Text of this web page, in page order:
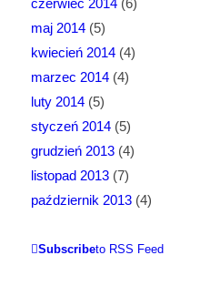
czerwiec 2014(6)
maj 2014(5)
kwiecień 2014(4)
marzec 2014(4)
luty 2014(5)
styczeń 2014(5)
grudzień 2013(4)
listopad 2013(7)
październik 2013(4)
Subscribeto RSS Feed